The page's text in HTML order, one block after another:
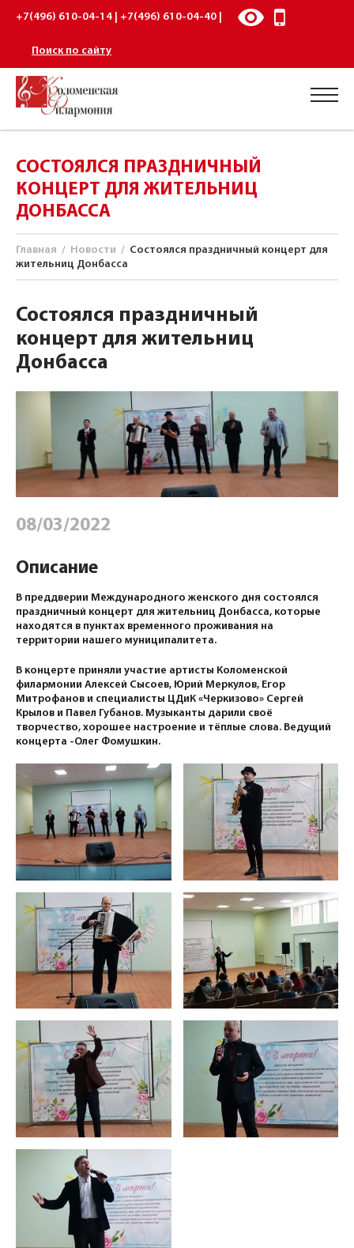
+7(496) 610-04-14 | +7(496) 610-04-40 |
Поиск по сайту
СОСТОЯЛСЯ ПРАЗДНИЧНЫЙ
КОНЦЕРТ ДЛЯ ЖИТЕЛЬНИЦ
ДОНБАССА
Главная / Новости / Состоялся праздничный концерт для
жительниц Донбасса
Состоялся праздничный
концерт для жительниц
Донбасса
08/03/2022
Описание
В преддверии Международного женского дня состоялся
праздничный концерт для жительниц Донбасса, которые
находятся в пунктах временного проживания на
территории нашего муниципалитета.
В концерте приняли участие артисты Коломенской
филармонии Алексей Сысоев, Юрий Меркулов, Егор
Митрофанов и специалисты ЦДиК «Черкизово» Сергей
Крылов и Павел Губанов. Музыканты дарили своё
творчество, хорошее настроение и тёплые слова. Ведущий
концерта -Олег Фомушкин.